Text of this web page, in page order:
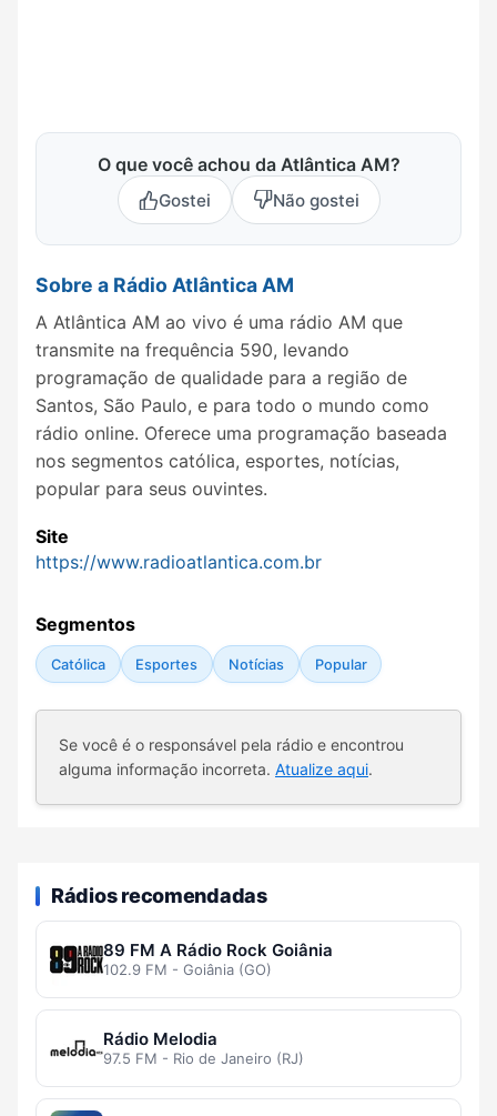
O que você achou da Atlântica AM?
Gostei Não gostei
Sobre a Rádio Atlântica AM
A Atlântica AM ao vivo é uma rádio AM que
transmite na frequência 590, levando
programação de qualidade para a região de
Santos, São Paulo, e para todo o mundo como
rádio online. Oferece uma programação baseada
nos segmentos católica, esportes, notícias,
popular para seus ouvintes.
Site
https://www.radioatlantica.com.br
Segmentos
Católica Esportes Notícias Popular
Se você é o responsável pela rádio e encontrou
alguma informação incorreta. Atualize aqui.
Rádios recomendadas
89 FM A Rádio Rock Goiânia
102.9 FM - Goiânia (GO)
Rádio Melodia
97.5 FM - Rio de Janeiro (RJ)